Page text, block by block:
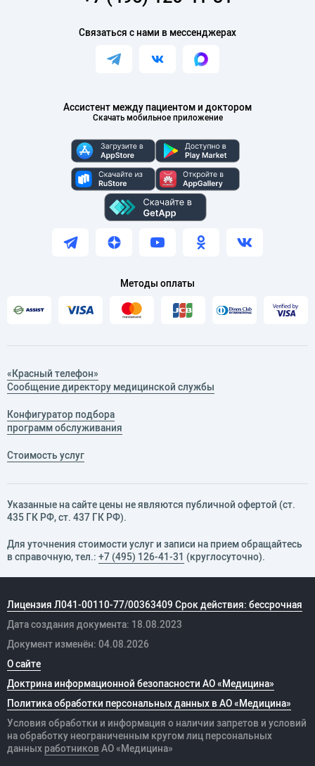
Ассистент между пациентом и доктором
Скачать мобильное приложение
Связаться с нами в мессенджерах
Методы оплаты
«Красный телефон»
Сообщение директору медицинской службы
Конфигуратор подбора
программ обслуживания
Стоимость услуг
Указанные на сайте цены не являются публичной офертой (ст.
435 ГК РФ, cт. 437 ГК РФ).
Для уточнения стоимости услуг и записи на прием обращайтесь
в справочную, тел.: +7 (495) 126-41-31 (круглосуточно).
Лицензия Л041-00110-77/00363409 Срок действия: бессрочная
Дата создания документа: 18.08.2023
Документ изменён: 04.08.2026
О сайте
Доктрина информационной безопасности АО «Медицина»
Политика обработки персональных данных в АО «Медицина»
Условия обработки и информация о наличии запретов и условий
на обработку неограниченным кругом лиц персональных
данных работников АО «Медицина»